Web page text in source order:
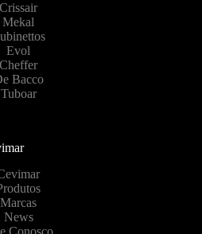
Crissair
Mekal
Evol
Cheffer
Bacco
Tuboar
Marcas
News